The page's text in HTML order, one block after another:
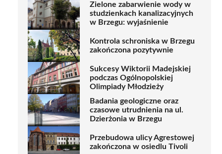
Zielone zabarwienie wody w
studzienkach kanalizacyjnych
w Brzegu: wyjaśnienie
Kontrola schroniska w Brzegu
zakończona pozytywnie
Sukcesy Wiktorii Madejskiej
podczas Ogólnopolskiej
Olimpiady Młodzieży
Badania geologiczne oraz
czasowe utrudnienia na ul.
Dzierżonia w Brzegu
Przebudowa ulicy Agrestowej
zakończona w osiedlu Tivoli